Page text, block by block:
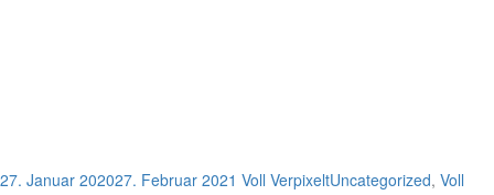
27. Januar 202027. Februar 2021 Voll VerpixeltUncategorized, Voll